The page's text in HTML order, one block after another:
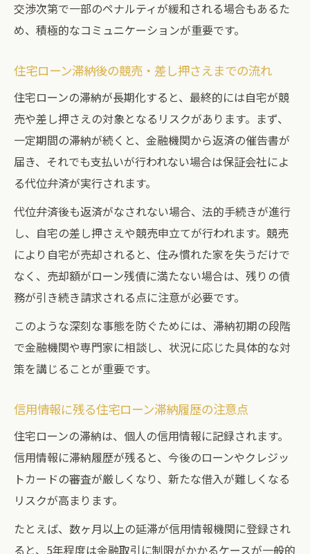
交渉次第で一部のペナルティが緩和される場合もあるた
め、積極的なコミュニケーションが重要です。
住宅ローン滞納後の競売・差し押さえまでの流れ
住宅ローンの滞納が長期化すると、最終的には自宅が競
売や差し押さえの対象となるリスクがあります。まず、
一定期間の滞納が続くと、金融機関から返済の催告書が
届き、それでも支払いが行われない場合は保証会社によ
る代位弁済が実行されます。
代位弁済後も返済がなされない場合、法的手続きが進行
し、自宅の差し押さえや競売申立てが行われます。競売
により自宅が売却されると、住み慣れた家を失うだけで
なく、売却額がローン残債に満たない場合は、残りの債
務が引き続き請求される点に注意が必要です。
このような深刻な事態を防ぐためには、滞納初期の段階
で金融機関や専門家に相談し、状況に応じた具体的な対
策を講じることが重要です。
信用情報に残る住宅ローン滞納履歴の注意点
住宅ローンの滞納は、個人の信用情報に記録されます。
信用情報に滞納履歴が残ると、今後のローンやクレジッ
トカードの審査が厳しくなり、新たな借入が難しくなる
リスクが高まります。
たとえば、数ヶ月以上の延滞が信用情報機関に登録され
ると、5年程度は金融取引に制限がかかるケースが一般的